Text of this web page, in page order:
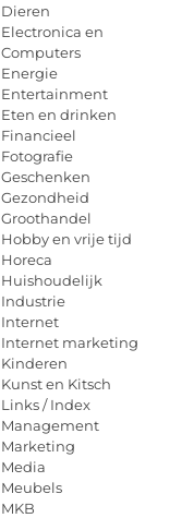
Dieren
Electronica en
Computers
Energie
Entertainment
Eten en drinken
Financieel
Fotografie
Geschenken
Gezondheid
Groothandel
Hobby en vrije tijd
Horeca
Huishoudelijk
Industrie
Internet
Internet marketing
Kinderen
Kunst en Kitsch
Links / Index
Management
Marketing
Media
Meubels
MKB